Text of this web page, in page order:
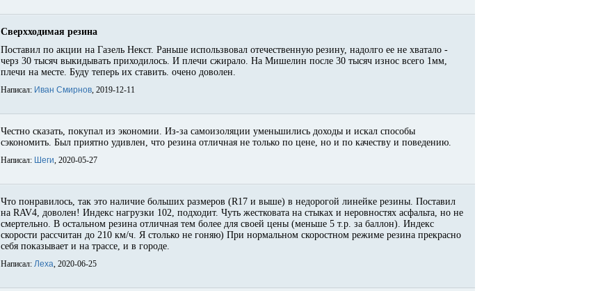
Сверхходимая резина
Поставил по акции на Газель Некст. Раньше использвовал отечественную резину, надолго ее не хватало -
черз 30 тысяч выкидывать приходилось. И плечи сжирало. На Мишелин после 30 тысяч износ всего 1мм,
плечи на месте. Буду теперь их ставить. очено доволен.
Написал: Иван Смирнов, 2019-12-11
Честно сказать, покупал из экономии. Из-за самоизоляции уменьшились доходы и искал способы
сэкономить. Был приятно удивлен, что резина отличная не только по цене, но и по качеству и поведению.
Написал: Шеги, 2020-05-27
Что понравилось, так это наличие больших размеров (R17 и выше) в недорогой линейке резины. Поставил
на RAV4, доволен! Индекс нагрузки 102, подходит. Чуть жестковата на стыках и неровностях асфальта, но не
смертельно. В остальном резина отличная тем более для своей цены (меньше 5 т.р. за баллон). Индекс
скорости рассчитан до 210 км/ч. Я столько не гоняю) При нормальном скоростном режиме резина прекрасно
себя показывает и на трассе, и в городе.
Написал: Леха, 2020-06-25